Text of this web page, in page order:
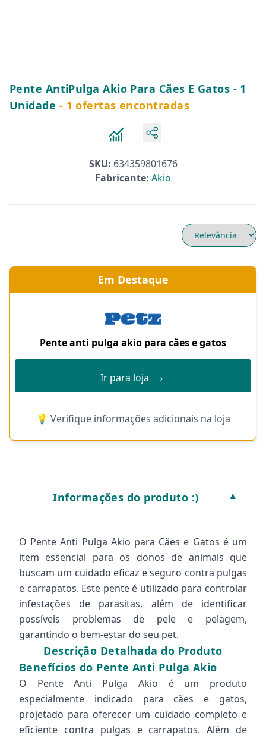
Pente AntiPulga Akio Para Cães E Gatos - 1
Unidade - 1 ofertas encontradas
SKU: 634359801676
Fabricante: Akio
Em Destaque
Pente anti pulga akio para cães e gatos
Ir para loja →
💡 Verifique informações adicionais na loja
Informações do produto :) ▼
O Pente Anti Pulga Akio para Cães e Gatos é um
item essencial para os donos de animais que
buscam um cuidado eficaz e seguro contra pulgas
e carrapatos. Este pente é utilizado para controlar
infestações de parasitas, além de identificar
possíveis problemas de pele e pelagem,
garantindo o bem-estar do seu pet.
Descrição Detalhada do Produto
Benefícios do Pente Anti Pulga Akio
O Pente Anti Pulga Akio é um produto
especialmente indicado para cães e gatos,
projetado para oferecer um cuidado completo e
eficiente contra pulgas e carrapatos. Além de